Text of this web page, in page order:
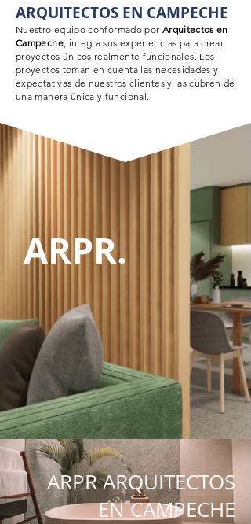
ARQUITECTOS EN CAMPECHE
Nuestro equipo conformado por Arquitectos en
Campeche, integra sus experiencias para crear
proyectos únicos realmente funcionales. Los
proyectos toman en cuenta las necesidades y
expectativas de nuestros clientes y las cubren de
una manera única y funcional.
ARPR.
ARPR ARQUITECTOS
EN CAMPECHE